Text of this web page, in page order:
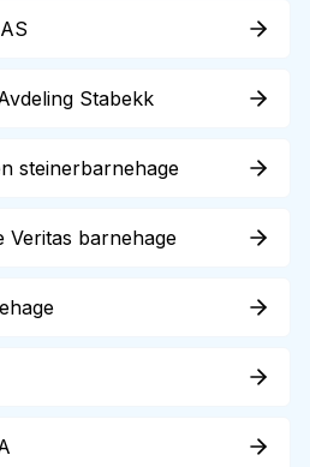
Stabekk
steinerbarnehage
Veritas barnehage